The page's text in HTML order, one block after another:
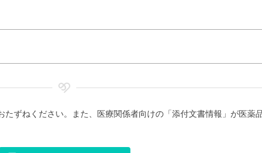
ずねください。また、医療関係者向けの「添付文書情報」が医薬